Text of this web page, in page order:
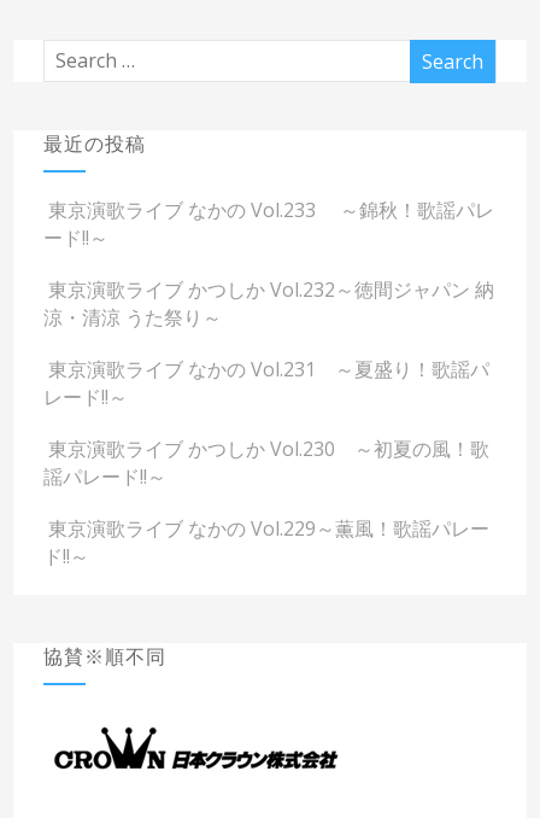
最近の投稿
東京演歌ライブ なかの Vol.233 ～錦秋！歌謡パレ
ード!!～
東京演歌ライブ かつしか Vol.232～徳間ジャパン 納
涼・清涼 うた祭り～
東京演歌ライブ なかの Vol.231 ～夏盛り！歌謡パ
レード!!～
東京演歌ライブ かつしか Vol.230 ～初夏の風！歌
謡パレード!!～
東京演歌ライブ なかの Vol.229～薫風！歌謡パレー
ド!!～
協賛※順不同